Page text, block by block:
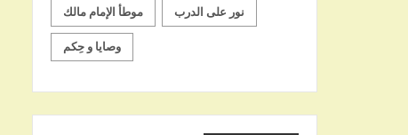
موطأ الإمام مالك نور على الدرب
وصايا و حِكم